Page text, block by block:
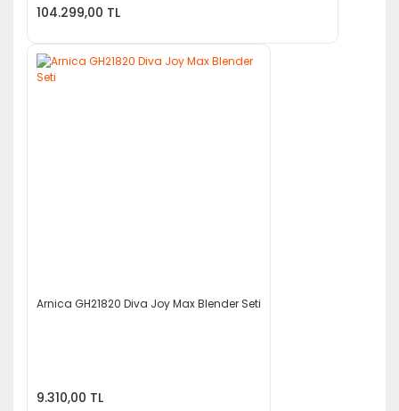
104.299,00 TL
Arnica GH21820 Diva Joy Max Blender Seti
9.310,00 TL